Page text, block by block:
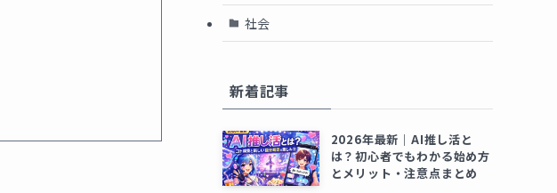
社会
新着記事
2026年最新｜AI推し活と
は？初心者でもわかる始め方
とメリット・注意点まとめ